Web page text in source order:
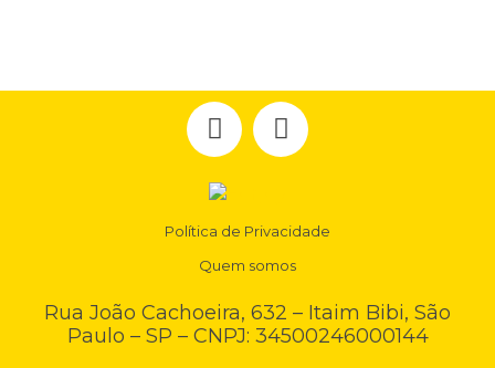
Política de Privacidade
Quem somos
Rua João Cachoeira, 632 – Itaim Bibi, São
Paulo – SP – CNPJ: 34500246000144